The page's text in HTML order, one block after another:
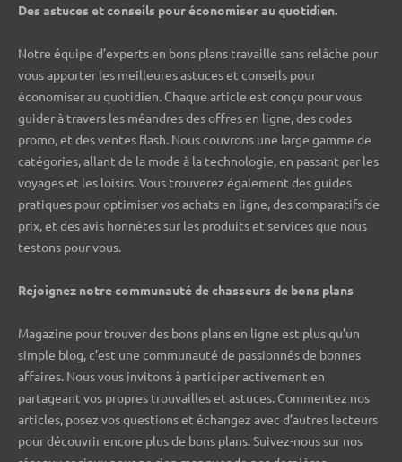
Des astuces et conseils pour économiser au quotidien.
Notre équipe d’experts en bons plans travaille sans relâche pour
vous apporter les meilleures astuces et conseils pour
économiser au quotidien. Chaque article est conçu pour vous
guider à travers les méandres des offres en ligne, des codes
promo, et des ventes flash. Nous couvrons une large gamme de
catégories, allant de la mode à la technologie, en passant par les
voyages et les loisirs. Vous trouverez également des guides
pratiques pour optimiser vos achats en ligne, des comparatifs de
prix, et des avis honnêtes sur les produits et services que nous
testons pour vous.
Rejoignez notre communauté de chasseurs de bons plans ️
Magazine pour trouver des bons plans en ligne est plus qu’un
simple blog, c’est une communauté de passionnés de bonnes
affaires. Nous vous invitons à participer activement en
partageant vos propres trouvailles et astuces. Commentez nos
articles, posez vos questions et échangez avec d’autres lecteurs
pour découvrir encore plus de bons plans. Suivez-nous sur nos